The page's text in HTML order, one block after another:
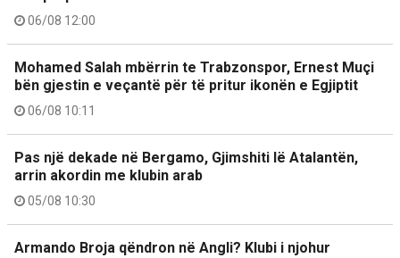
06/08 12:00
Mohamed Salah mbërrin te Trabzonspor, Ernest Muçi
bën gjestin e veçantë për të pritur ikonën e Egjiptit
06/08 10:11
Pas një dekade në Bergamo, Gjimshiti lë Atalantën,
arrin akordin me klubin arab
05/08 10:30
Armando Broja qëndron në Angli? Klubi i njohur